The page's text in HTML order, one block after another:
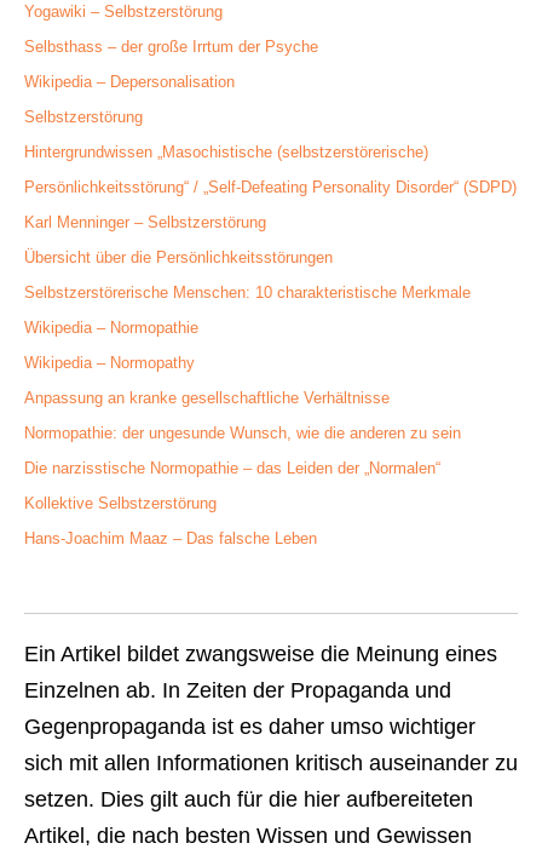
Yogawiki – Selbstzerstörung
Selbsthass – der große Irrtum der Psyche
Wikipedia – Depersonalisation
Selbstzerstörung
Hintergrundwissen „Masochistische (selbstzerstörerische)
Persönlichkeitsstörung“ / „Self-Defeating Personality Disorder“ (SDPD)
Karl Menninger – Selbstzerstörung
Übersicht über die Persönlichkeitsstörungen
Selbstzerstörerische Menschen: 10 charakteristische Merkmale
Wikipedia – Normopathie
Wikipedia – Normopathy
Anpassung an kranke gesellschaftliche Verhältnisse
Normopathie: der ungesunde Wunsch, wie die anderen zu sein
Die narzisstische Normopathie – das Leiden der „Normalen“
Kollektive Selbstzerstörung
Hans-Joachim Maaz – Das falsche Leben
Ein Artikel bildet zwangsweise die Meinung eines
Einzelnen ab. In Zeiten der Propaganda und
Gegenpropaganda ist es daher umso wichtiger
sich mit allen Informationen kritisch auseinander zu
setzen. Dies gilt auch für die hier aufbereiteten
Artikel, die nach besten Wissen und Gewissen